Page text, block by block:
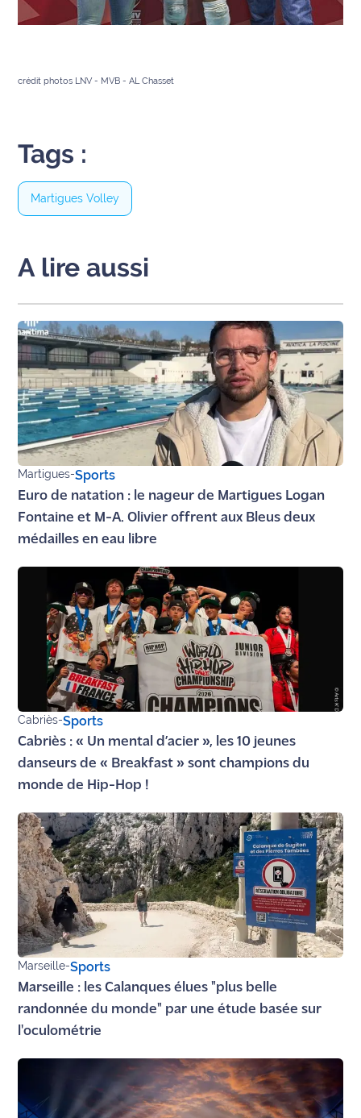
Ecouter
annonceur
Mention
Conditions
générales
d'utilisation du
site maritima.fr
Archives
crédit photos LNV - MVB - AL Chasset
Tags :
Martigues Volley
A lire aussi
Martigues-Sports
Euro de natation : le nageur de Martigues Logan
Fontaine et M-A. Olivier offrent aux Bleus deux
médailles en eau libre
Cabriès-Sports
Cabriès : « Un mental d’acier », les 10 jeunes
danseurs de « Breakfast » sont champions du
monde de Hip-Hop !
Marseille-Sports
Marseille : les Calanques élues "plus belle
randonnée du monde" par une étude basée sur
l'oculométrie